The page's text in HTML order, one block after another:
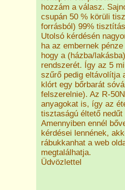
hozzám a válasz.
csupán 50 % körüli
forrásból) 99%
Utolsó kérdésén
ha az embernek
hogy a (házba/
rendszerét. Így az 5
szűrő pedig eltávolítja
klórt egy bőrbarát
felszerelnie). Az R-
anyagokat is, így az
tisztaságú éltető
Amennyiben ennél
kérdései lennének,
rábukkanhat a web
megtalálhatja.
Üdvözlettel